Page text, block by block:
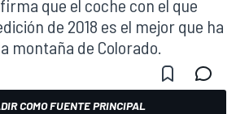
que el coche con el que
de 2018 es el mejor que ha
montaña de Colorado.
COMO FUENTE PRINCIPAL